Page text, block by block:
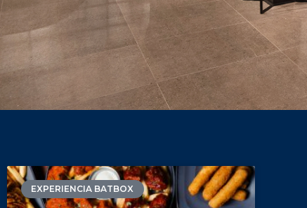
EXPERIENCIA BATBOX